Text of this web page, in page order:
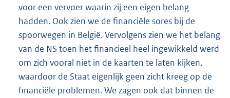
voor een vervoer waarin zij een eigen belang
hadden. Ook zien we de financiële sores bij de
spoorwegen in België. Vervolgens zien we het belang
van de NS toen het financieel heel ingewikkeld werd
om zich vooral niet in de kaarten te laten kijken,
waardoor de Staat eigenlijk geen zicht kreeg op de
financiële problemen. We zagen ook dat binnen de